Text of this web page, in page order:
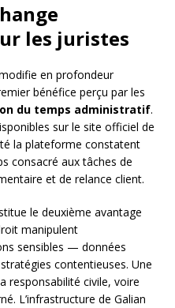
les juristes
en profondeur
bénéfice perçu par les
du temps administratif.
sur le site officiel de
la plateforme constatent
consacré aux tâches de
et de relance client.
le deuxième avantage
manipulent
sensibles — données
contentieuses. Une
responsabilité civile, voire
L’infrastructure de Galian